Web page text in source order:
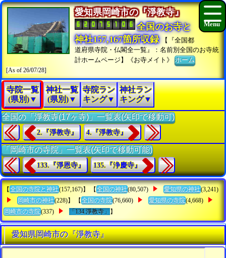
愛知県岡崎市の『淨教寺』
全国のお寺と
神社157,167箇所収録
【『全国都
道府県寺院・仏閣全一覧』：名前別全国のお寺統
計ホームページ】《お寺メイト》ホーム
[As of 26/07/28]
寺院一覧
(県別)▼
神社一覧
(県別)▼
寺院ラン
キング▼
神社ラン
キング▼
全国の「淨教寺(17ヶ寺)」一覧表(矢印で移動可)
2.『淨教寺』 4.『淨教寺』
「岡崎市の寺院」一覧表(矢印で移動可能)
133.『淨恩寺』 135.『浄慶寺』
【 全国の寺院と神社(157,167)】 【 全国の神社(80,507) 愛知県の神社(3,241)
岡崎市の神社(228)】 【 全国の寺院(76,660) 愛知県の寺院(4,668)
岡崎市の寺院(337) 「134.淨教寺」 】
愛知県岡崎市の『淨教寺』